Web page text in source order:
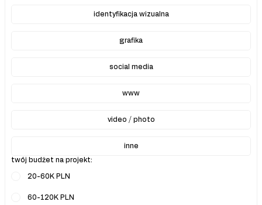
identyfikacja wizualna
grafika
social media
www
video / photo
inne
twój budżet na projekt:
20-60K PLN
60-120K PLN